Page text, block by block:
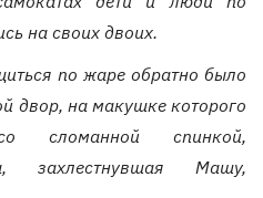
на своих двоих.
по жаре обратно было
двор, на макушке которого
сломанной спинкой,
захлестнувшая Машу,